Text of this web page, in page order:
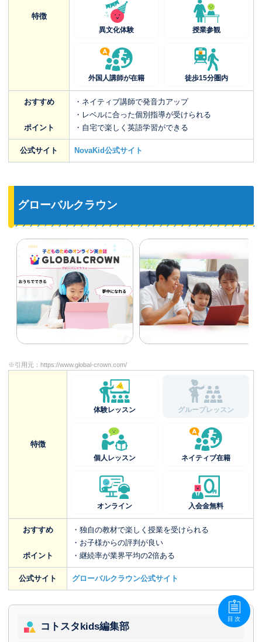
特徴
異文化体験 授業参観
外国人講師が在籍 徒歩15分圏内
おすすめ
ポイント
・ネイティブ講師で発音力アップ
・レベルに合った個別指導が受けられる
・自宅で楽しく英語学習ができる
公式サイト NovaKid公式サイト
グローバルクラウン
※引用元： https://www.global-crown.com/
特徴
体験レッスン グループレッスン
個人レッスン ネイティブ在籍
オンライン 入会金無料
おすすめ
ポイント
・独自の教材で楽しく授業を受けられる
・お子様からの評判が良い
・継続率が業界平均の2倍ある
公式サイト グローバルクラウン公式サイト
コトスタkids編集部
目次